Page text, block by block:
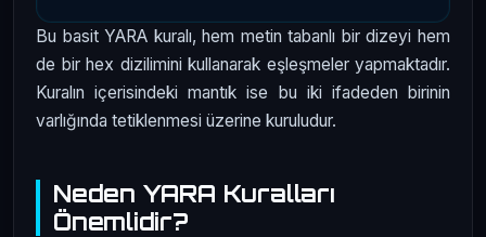
Bu basit YARA kuralı, hem metin tabanlı bir dizeyi hem
de bir hex dizilimini kullanarak eşleşmeler yapmaktadır.
Kuralın içerisindeki mantık ise bu iki ifadeden birinin
varlığında tetiklenmesi üzerine kuruludur.
Neden YARA Kuralları
Önemlidir?